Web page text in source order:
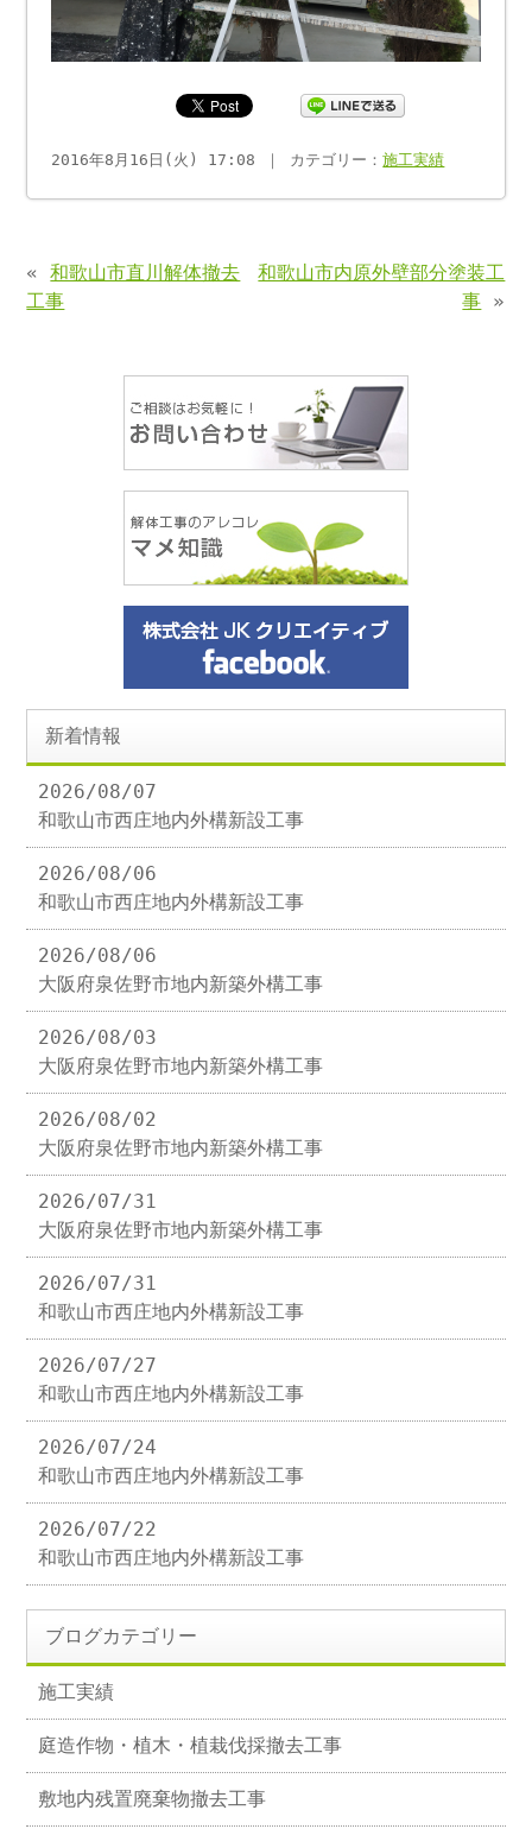
2016年8月16日(火) 17:08 ｜ カテゴリー：施工実績
«和歌山市直川解体撤去
工事
和歌山市内原外壁部分塗装工
事 »
新着情報
2026/08/07
和歌山市西庄地内外構新設工事
2026/08/06
和歌山市西庄地内外構新設工事
2026/08/06
大阪府泉佐野市地内新築外構工事
2026/08/03
大阪府泉佐野市地内新築外構工事
2026/08/02
大阪府泉佐野市地内新築外構工事
2026/07/31
大阪府泉佐野市地内新築外構工事
2026/07/31
和歌山市西庄地内外構新設工事
2026/07/27
和歌山市西庄地内外構新設工事
2026/07/24
和歌山市西庄地内外構新設工事
2026/07/22
和歌山市西庄地内外構新設工事
ブログカテゴリー
施工実績
庭造作物・植木・植栽伐採撤去工事
敷地内残置廃棄物撤去工事